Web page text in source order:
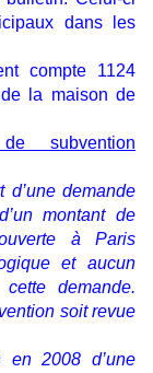
dans les
compte 1124
la maison de
subvention
demande
montant de
à Paris
et aucun
demande.
soit revue
en 2008 d’une